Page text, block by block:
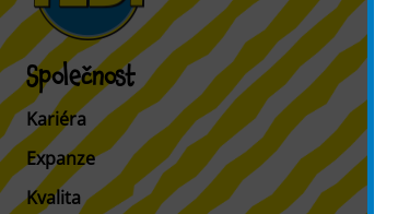
Společnost
Kariéra
Expanze
Kvalita